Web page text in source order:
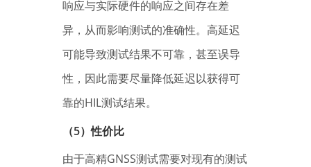
响应与实际硬件的响应之间存在差
异，从而影响测试的准确性。高延迟
可能导致测试结果不可靠，甚至误导
性，因此需要尽量降低延迟以获得可
靠的HIL测试结果。
（5）性价比
由于高精GNSS测试需要对现有的测试